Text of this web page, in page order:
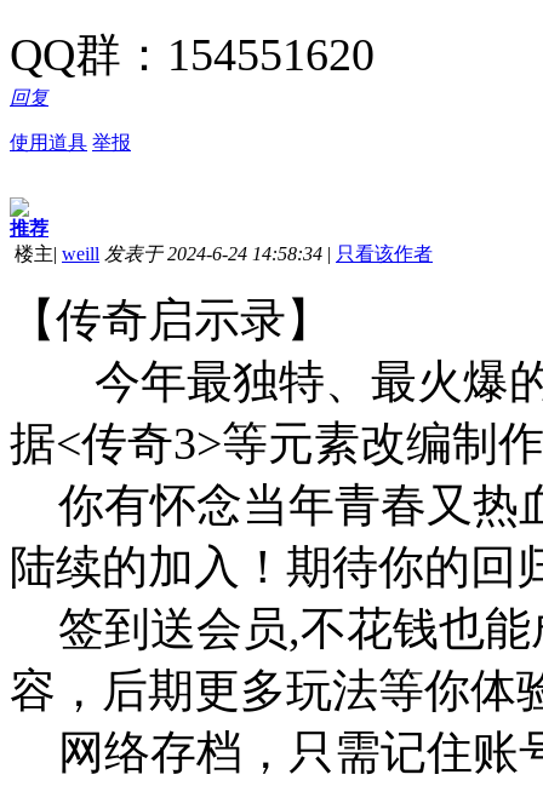
QQ群：154551620
回复
使用道具 举报
推荐
楼主| weill 发表于 2024-6-24 14:58:34 | 只看该作者
【传奇启示录】
今年最独特、最火爆的
据<传奇3>等元素改编制
你有怀念当年青春又热
陆续的加入！期待你的回
签到送会员,不花钱也
容，后期更多玩法等你体
网络存档，只需记住账